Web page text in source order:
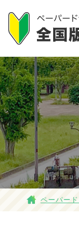
ペーパー